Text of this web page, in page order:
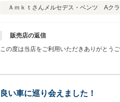
Ａｍｋｔさん メルセデス・ベンツ Aク
販売店の返信
この度は当店をご利用いただきありがとう
良い車に巡り会えました！